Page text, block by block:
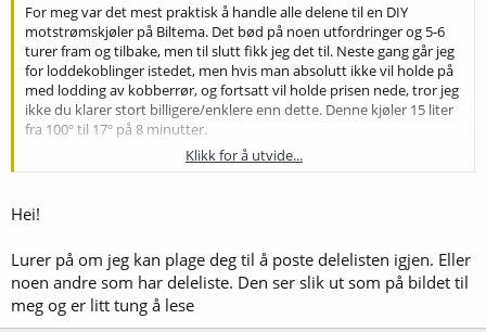
For meg var det mest praktisk å handle alle delene til en DIY
motstrømskjøler på Biltema. Det bød på noen utfordringer og 5-6
turer fram og tilbake, men til slutt fikk jeg det til. Neste gang går jeg
for loddekoblinger istedet, men hvis man absolutt ikke vil holde på
med lodding av kobberrør, og fortsatt vil holde prisen nede, tror jeg
ikke du klarer stort billigere/enklere enn dette. Denne kjøler 15 liter
fra 100º til 17º på 8 minutter.
Her er deleliste/regnestykke og bilder. Jeg har kun tatt med de
og termometer på utløpet strengt tatt ikke er nødvendig for å få
den til å funke. Det samme gjelder hageslangetilkoblinger inn og ut
liggende fra før. Hvis man sammenligner med prisen på en ferdig, ny
motstrømskjøler, må man huske på at man også trenger disse
delene til disse.
Klikk for å utvide...
Hei!
Lurer på om jeg kan plage deg til å poste delelisten igjen. Eller
noen andre som har deleliste. Den ser slik ut som på bildet til
meg og er litt tung å lese